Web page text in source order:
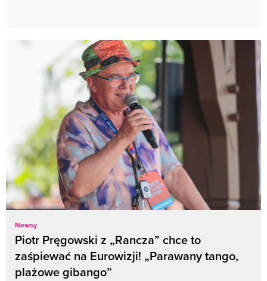
Newsy
Piotr Pręgowski z „Rancza” chce to
zaśpiewać na Eurowizji! „Parawany tango,
plażowe gibango”